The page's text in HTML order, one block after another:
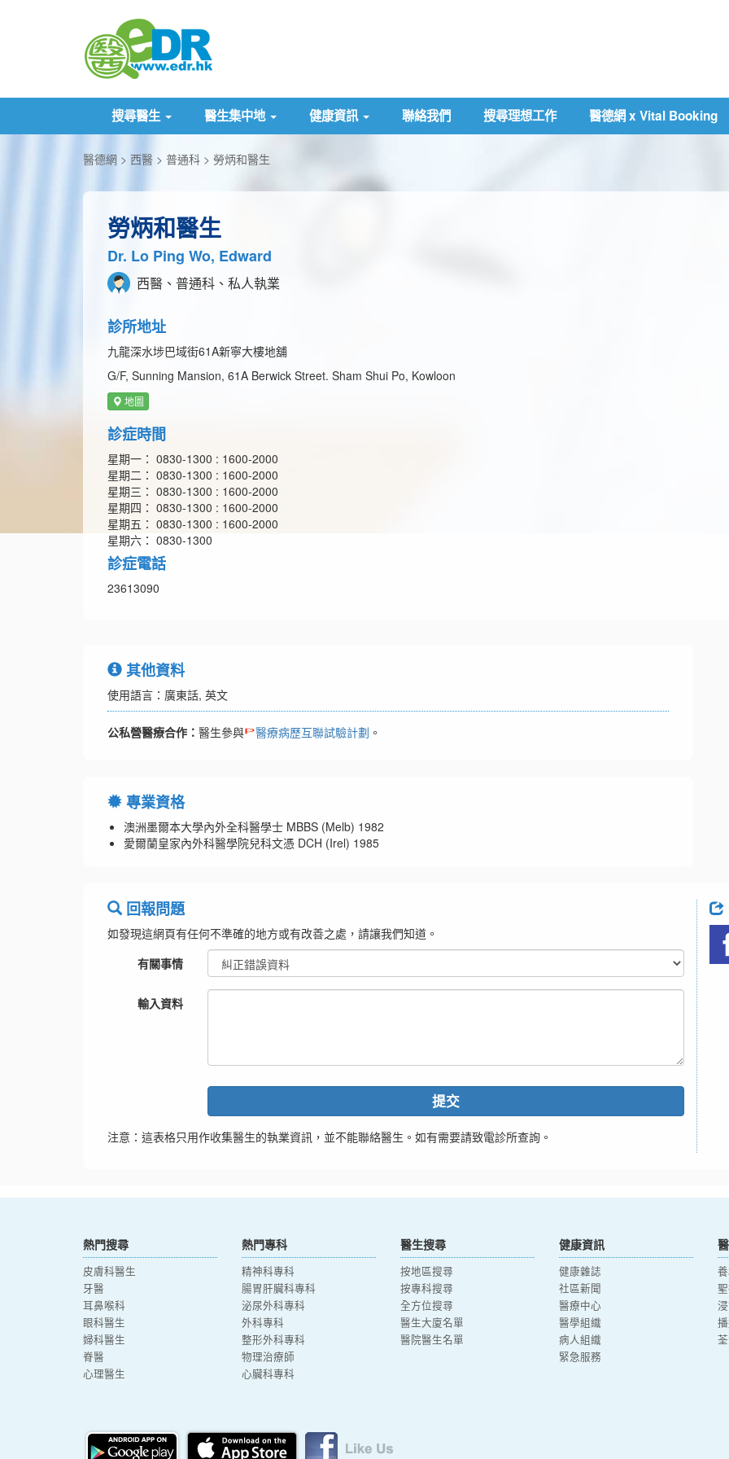
搜尋醫生 醫生集中地 健康資訊 聯絡我們 搜尋理想工作 醫德網 x Vital Booking
醫德網 西醫 普通科 勞炳和醫生
勞炳和醫生
Dr. Lo Ping Wo, Edward
西醫、普通科、私人執業
診所地址
九龍深水埗巴域街61A新寧大樓地舖
G/F, Sunning Mansion, 61A Berwick Street. Sham Shui Po, Kowloon
地圖
診症時間
星期一： 0830-1300 : 1600-2000
星期二： 0830-1300 : 1600-2000
星期三： 0830-1300 : 1600-2000
星期四： 0830-1300 : 1600-2000
星期五： 0830-1300 : 1600-2000
星期六： 0830-1300
診症電話
23613090
其他資料
使用語言：廣東話, 英文
公私營醫療合作： 醫生參與 醫療病歷互聯試驗計劃 。
專業資格
澳洲墨爾本大學內外全科醫學士 MBBS (Melb) 1982
愛爾蘭皇家內外科醫學院兒科文憑 DCH (Irel) 1985
回報問題
如發現這網頁有任何不準確的地方或有改善之處，請讓我們知道。
有關事情
輸入資料
提交
注意：這表格只用作收集醫生的執業資訊，並不能聯絡醫生。如有需要請致電診所查詢。
熱門搜尋
皮膚科醫生
牙醫
耳鼻喉科
眼科醫生
婦科醫生
脊醫
心理醫生
熱門專科
精神科專科
腸胃肝臟科專科
泌尿外科專科
外科專科
整形外科專科
物理治療師
心臟科專科
醫生搜尋
按地區搜尋
按專科搜尋
全方位搜尋
醫生大廈名單
醫院醫生名單
健康資訊
健康雜誌
社區新聞
醫療中心
醫學組織
病人組織
緊急服務